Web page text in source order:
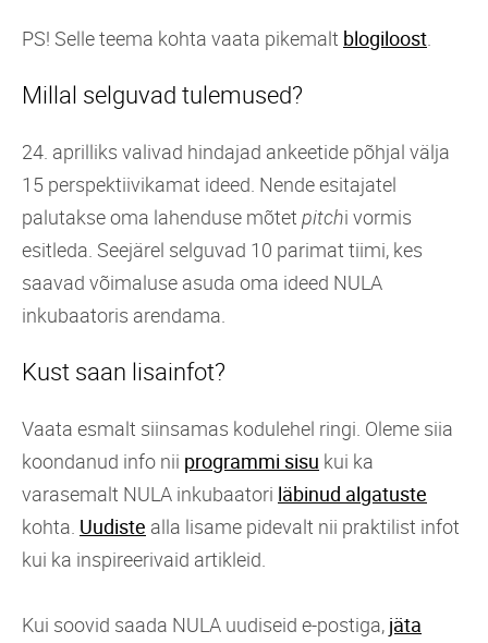
PS! Selle teema kohta vaata pikemalt blogiloost.
Millal selguvad tulemused?
24. aprilliks valivad hindajad ankeetide põhjal välja
15 perspektiivikamat ideed. Nende esitajatel
palutakse oma lahenduse mõtet pitchi vormis
esitleda. Seejärel selguvad 10 parimat tiimi, kes
saavad võimaluse asuda oma ideed NULA
inkubaatoris arendama.
Kust saan lisainfot?
Vaata esmalt siinsamas kodulehel ringi. Oleme siia
koondanud info nii programmi sisu kui ka
varasemalt NULA inkubaatori läbinud algatuste
kohta. Uudiste alla lisame pidevalt nii praktilist infot
kui ka inspireerivaid artikleid.
Kui soovid saada NULA uudiseid e-postiga, jäta